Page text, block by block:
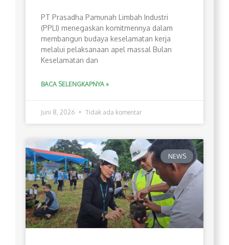
PT Prasadha Pamunah Limbah Industri
(PPLI) menegaskan komitmennya dalam
membangun budaya keselamatan kerja
melalui pelaksanaan apel massal Bulan
Keselamatan dan
BACA SELENGKAPNYA »
Juni 8, 2026 Tidak ada komentar
NEWS